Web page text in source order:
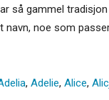
så gammel
navn, noe som passer
, Adelie, Alice,